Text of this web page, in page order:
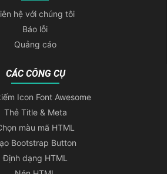
hệ với chúng tôi
Báo lỗi
Quảng cáo
CÁC CÔNG CỤ
Icon Font Awesome
Thẻ Title & Meta
màu mã HTML
Bootstrap Button
Định dạng HTML